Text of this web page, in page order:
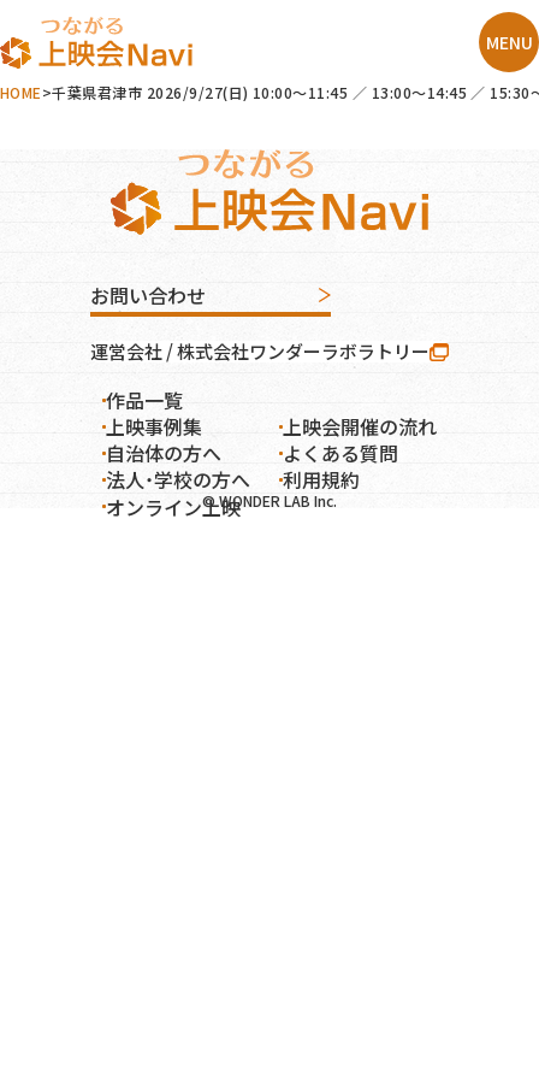
HOME 千葉県君津市 2026/9/27(日) 10:00～11:45 ／ 13:00～14:45 ／ 15:30
お問い合わせ
運営会社 / 株式会社ワンダーラボラトリー
作品一覧
上映事例集
自治体の方へ
法人・学校の方へ
上映会開催の流れ
よくある質問
利用規約
© WONDER LAB Inc.